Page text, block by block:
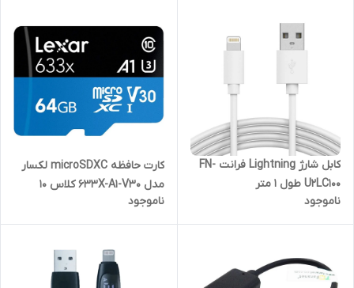
کابل شارژ Lightning فرانت FN-
U2LC100 طول 1 متر
ناموجود
کارت حافظه microSDXC لکسار
مدل 633X-A1-V30 کلاس 10
استاندارد UHS-I U3
ناموجود